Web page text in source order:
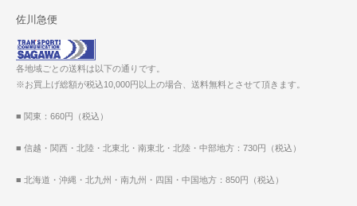
佐川急便
各地域ごとの送料は以下の通りです。
※お買上げ総額が税込10,000円以上の場合、送料無料とさせて頂きます。
■ 関東：660円（税込）
■ 信越・関西・北陸・北東北・南東北・北陸・中部地方：730円（税込）
■ 北海道・沖縄・北九州・南九州・四国・中国地方：850円（税込）